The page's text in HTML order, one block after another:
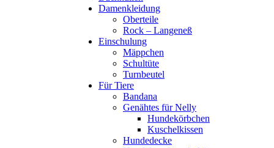
Damenkleidung
Oberteile
Rock – Langeneß
Einschulung
Mäppchen
Schultüte
Turnbeutel
Für Tiere
Bandana
Genähtes für Nelly
Hundekörbchen
Kuschelkissen
Hundedecke